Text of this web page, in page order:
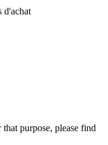
d'achat
purpose, please find